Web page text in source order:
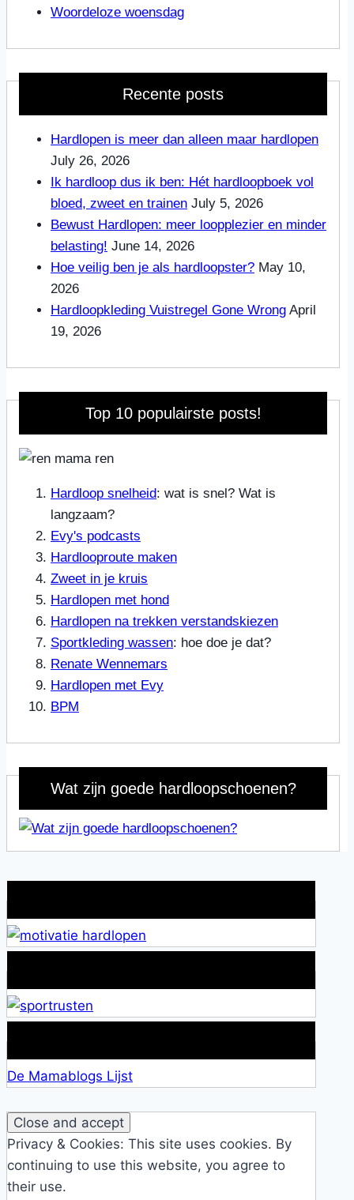
Woordeloze woensdag
Recente posts
Hardlopen is meer dan alleen maar hardlopen
July 26, 2026
Ik hardloop dus ik ben: Hét hardloopboek vol
bloed, zweet en trainen July 5, 2026
Bewust Hardlopen: meer loopplezier en minder
belasting! June 14, 2026
Hoe veilig ben je als hardloopster? May 10,
2026
Hardloopkleding Vuistregel Gone Wrong April
19, 2026
Top 10 populairste posts!
Hardloop snelheid: wat is snel? Wat is
langzaam?
Evy's podcasts
Hardlooproute maken
Zweet in je kruis
Hardlopen met hond
Hardlopen na trekken verstandskiezen
Sportkleding wassen: hoe doe je dat?
Renate Wennemars
Hardlopen met Evy
BPM
Wat zijn goede hardloopschoenen?
De Mamablogs Lijst
Privacy & Cookies: This site uses cookies. By
continuing to use this website, you agree to
their use.